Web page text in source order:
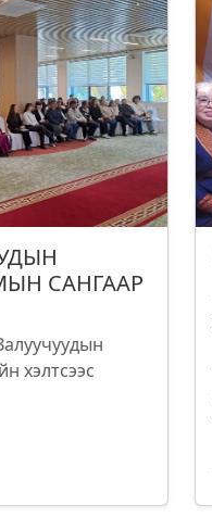
САНГААР
хэлтсээс